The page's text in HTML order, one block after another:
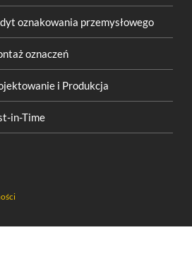
oznakowania przemysłowego
oznaczeń
i Produkcja
in-Time